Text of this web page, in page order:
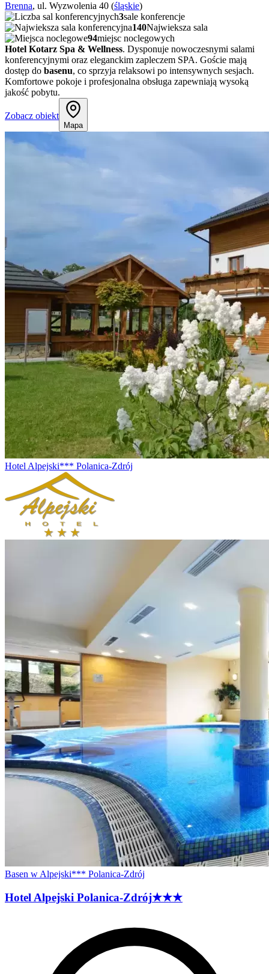
Brenna, ul. Wyzwolenia 40 (śląskie)
3sale konferencje
140Najwieksza sala
94miejsc noclegowych
Hotel Kotarz Spa & Wellness. Dysponuje nowoczesnymi salami
konferencyjnymi oraz eleganckim zapleczem SPA. Goście mają
dostęp do basenu, co sprzyja relaksowi po intensywnych sesjach.
Komfortowe pokoje i profesjonalna obsługa zapewniają wysoką
jakość pobytu.
Zobacz obiekt
Mapa
Hotel Alpejski*** Polanica-Zdrój
Basen w Alpejski*** Polanica-Zdrój
Hotel Alpejski Polanica-Zdrój★★★